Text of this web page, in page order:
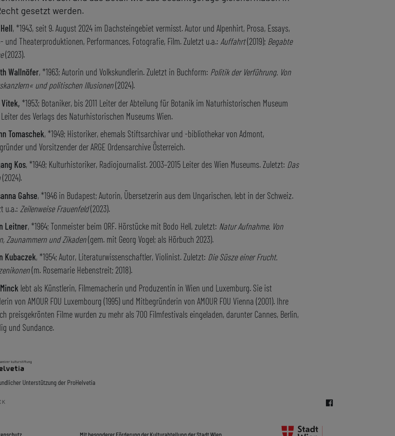
gesetzt werden.
, *1943, seit 9. August 2024 im Dachsteingebiet vermisst. Autor und Alpenhirt, Prosa, Essays,
und Theaterproduktionen, Performances, Fotografie, Film. Zuletzt u.a.: Auffahrt(2019); Begabte
(2023).
Wallnöfer, *1963; Autorin und Volkskundlerin. Zuletzt in Buchform: Politik der Verführung. Von
und politischen Illusionen(2024).
*1953; Botaniker, bis 2011 Leiter der Abteilung für Botanik im Naturhistorischen Museum
des Verlags des Naturhistorischen Museums Wien.
Tomaschek, *1949; Historiker, ehemals Stiftsarchivar und -bibliothekar von Admont,
und Vorsitzender der ARGE Ordensarchive Österreich.
Kos, *1949; Kulturhistoriker, Radiojournalist. 2003–2015 Leiter des Wien Museums. Zuletzt: Das
(2024).
Gahse, *1946 in Budapest; Autorin, Übersetzerin aus dem Ungarischen, lebt in der Schweiz.
u.a.: Zeilenweise Frauenfeld(2023).
Leitner, *1964; Tonmeister beim ORF. Hörstücke mit Bodo Hell, zuletzt: Natur Aufnahme. Von
Zaunammern und Zikaden(gem. mit Georg Vogel; als Hörbuch 2023).
Kubaczek, *1954; Autor, Literaturwissenschaftler, Violinist. Zuletzt: Die Süsze einer Frucht.
(m. Rosemarie Hebenstreit; 2018).
lebt als Künstlerin, Filmemacherin und Produzentin in Wien und Luxemburg. Sie ist
von AMOUR FOU Luxembourg (1995) und Mitbegründerin von AMOUR FOU Vienna (2001). Ihre
preisgekrönten Filme wurden zu mehr als 700 Filmfestivals eingeladen, darunter Cannes, Berlin,
und Sundance.
Unterstützung der ProHelvetia